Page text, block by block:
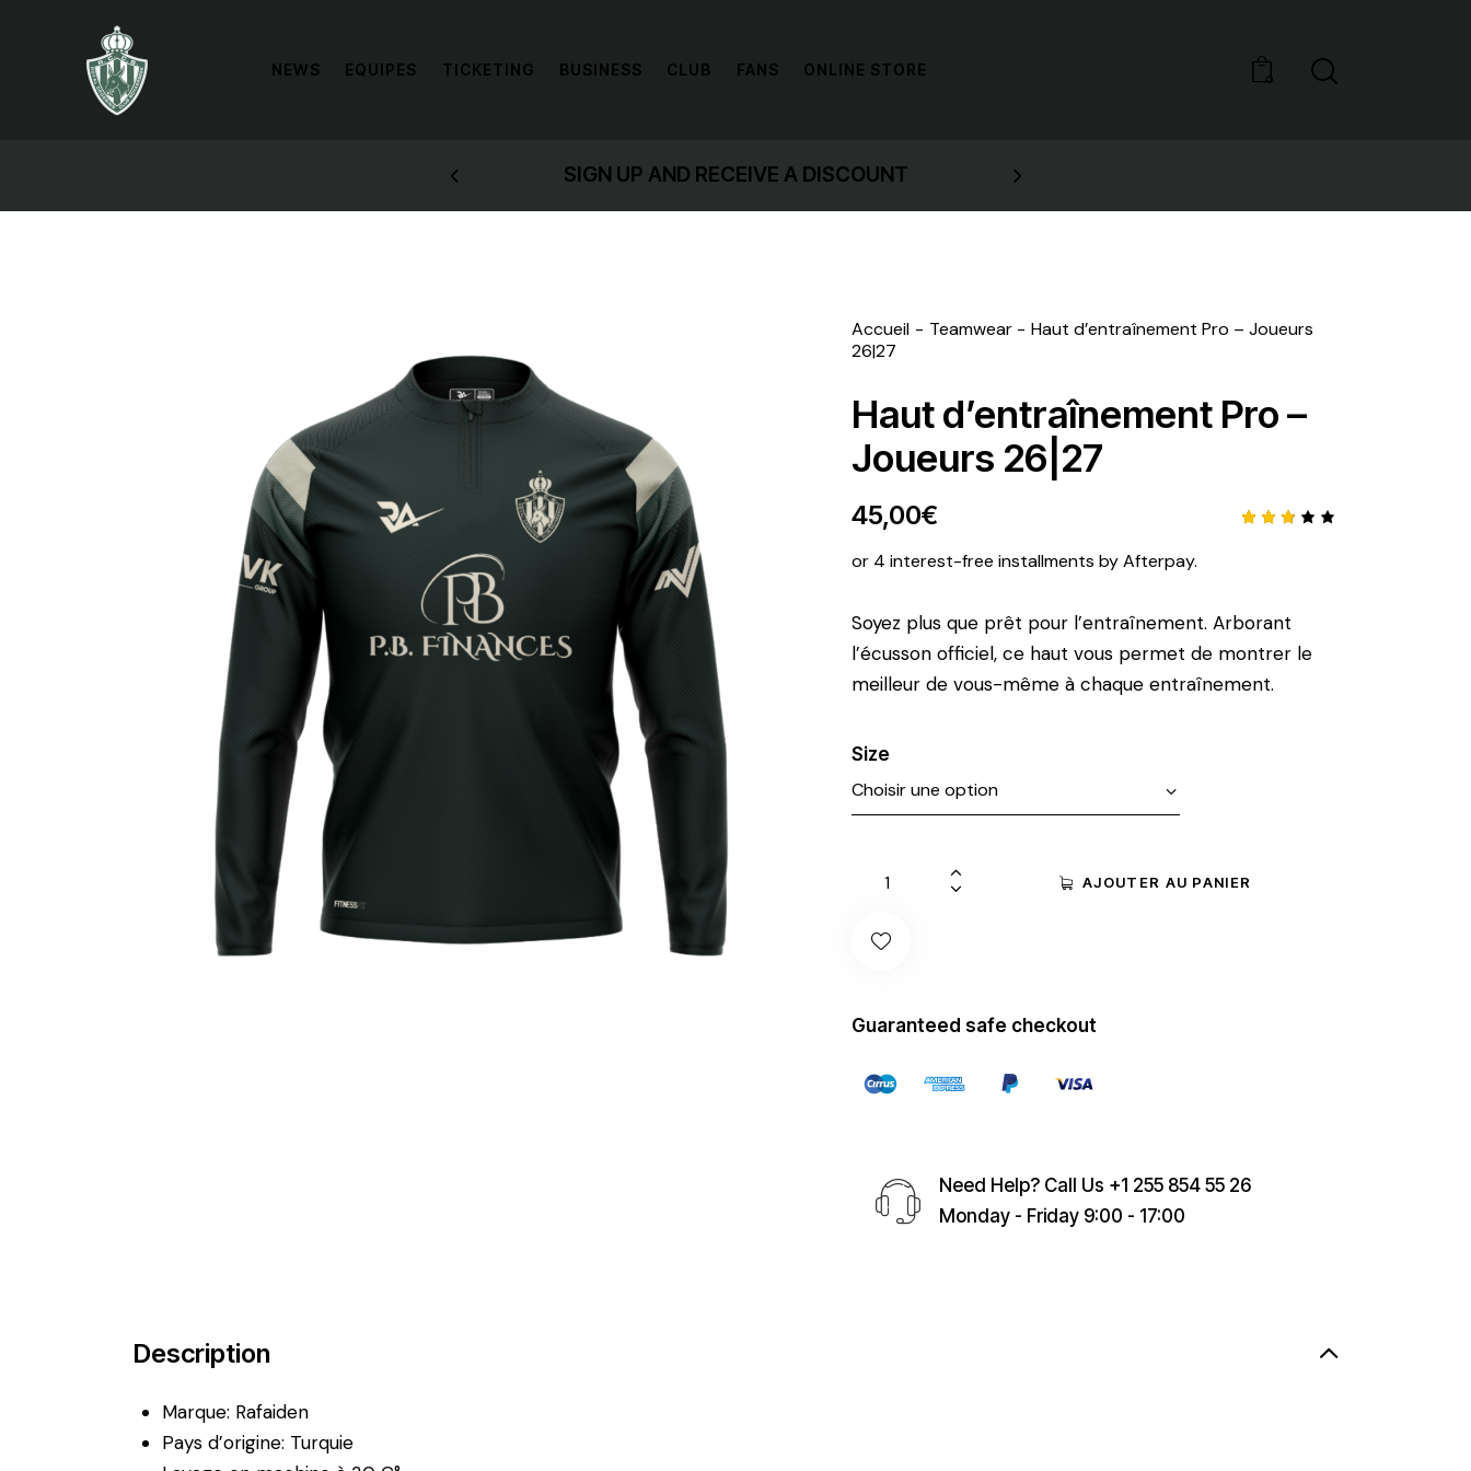
NEWS EQUIPES TICKETING BUSINESS CLUB FANS ONLINE STORE
0
SIGN UP AND RECEIVE A DISCOUNT
Accueil Teamwear
Haut d’entraînement Pro – Joueurs
26|27
Haut d’entraînement Pro –
Joueurs 26|27
sur
notat
ions
clien
t
45,00€
or 4 interest-free installments by Afterpay.
Soyez plus que prêt pour l’entraînement. Arborant
l’écusson officiel, ce haut vous permet de montrer le
meilleur de vous-même à chaque entraînement.
Size
AJOUTER AU PANIER
Guaranteed safe checkout
Need Help? Call Us +1 255 854 55 26
Monday - Friday 9:00 - 17:00
Description
Marque: Rafaiden
Pays d’origine: Turquie